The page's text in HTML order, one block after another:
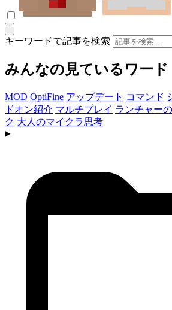
キーワードで記事を検索
みんなの見ているワード
MOD OptiFine アップデート コマンド
ドオン紹介 マルチプレイ ランチャー
ク 大人のマイクラ思考